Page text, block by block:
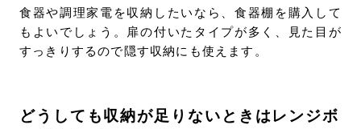
食器や調理家電を収納したいなら、食器棚を購入して
もよいでしょう。扉の付いたタイプが多く、見た目が
すっきりするので隠す収納にも使えます。
どうしても収納が足りないときはレンジボ